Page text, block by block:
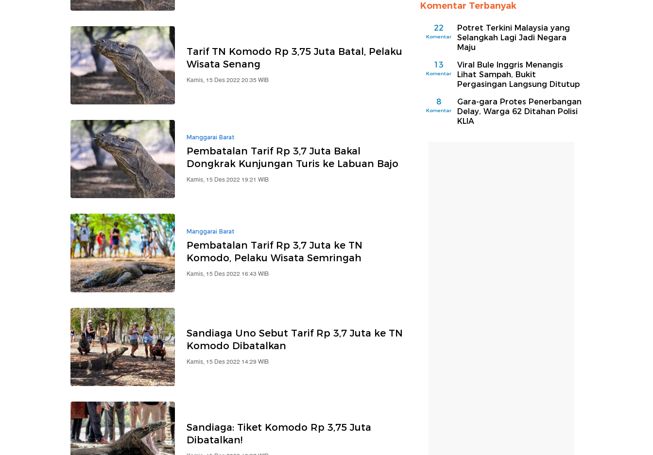
Tarif TN Komodo Rp 3,75 Juta Batal, Pelaku
Wisata Senang
Kamis, 15 Des 2022 20:35 WIB
Manggarai Barat
Pembatalan Tarif Rp 3,7 Juta Bakal
Dongkrak Kunjungan Turis ke Labuan Bajo
Kamis, 15 Des 2022 19:21 WIB
Manggarai Barat
Pembatalan Tarif Rp 3,7 Juta ke TN
Komodo, Pelaku Wisata Semringah
Kamis, 15 Des 2022 16:43 WIB
Sandiaga Uno Sebut Tarif Rp 3,7 Juta ke TN
Komodo Dibatalkan
Kamis, 15 Des 2022 14:29 WIB
Sandiaga: Tiket Komodo Rp 3,75 Juta
Dibatalkan!
Komentar Terbanyak
22
Komentar
Potret Terkini Malaysia yang
Selangkah Lagi Jadi Negara
Maju
13
Komentar
Viral Bule Inggris Menangis
Lihat Sampah, Bukit
Pergasingan Langsung Ditutup
8
Komentar
Gara-gara Protes Penerbangan
Delay, Warga 62 Ditahan Polisi
KLIA